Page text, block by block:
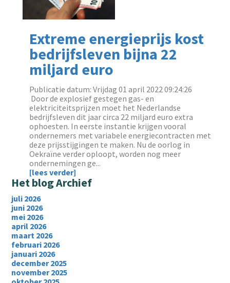
Extreme energieprijs kost
bedrijfsleven bijna 22
miljard euro
Publicatie datum: Vrijdag 01 april 2022 09:24:26
‌ Door de explosief gestegen gas- en
elektriciteitsprijzen moet het Nederlandse
bedrijfsleven dit jaar circa 22 miljard euro extra
ophoesten. In eerste instantie krijgen vooral
ondernemers met variabele energiecontracten met
deze prijsstijgingen te maken. Nu de oorlog in
Oekraïne verder oploopt, worden nog meer
ondernemingen ge...
[lees verder]
Het blog Archief
juli 2026
juni 2026
mei 2026
april 2026
maart 2026
februari 2026
januari 2026
december 2025
november 2025